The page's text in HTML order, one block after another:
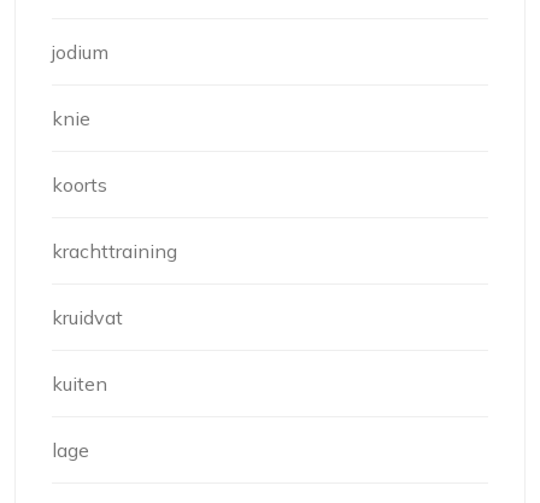
jodium
knie
koorts
krachttraining
kruidvat
kuiten
lage